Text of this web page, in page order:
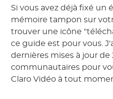
Si vous avez déjà fixé un
mémoire tampon sur
trouver une icône
ce guide est pour vous.
dernières mises à jour de
communautaires pour
Claro Vidéo à tout